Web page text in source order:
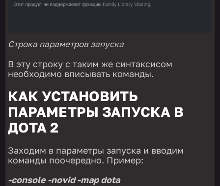
Строка параметров запуска
В эту строку с таким же синтаксисом
необходимо вписывать команды.
КАК УСТАНОВИТЬ
ПАРАМЕТРЫ ЗАПУСКА В
ДОТА 2
Заходим в параметры запуска и вводим
команды поочередно. Пример:
-console -novid -map dota